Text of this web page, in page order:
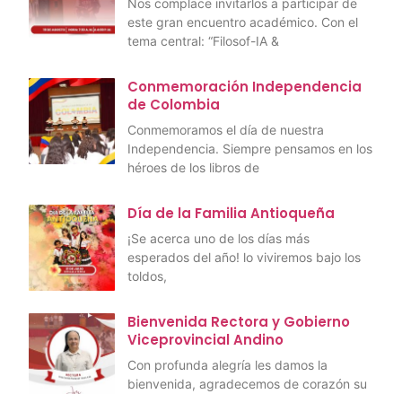
Nos complace invitarlos a participar de
este gran encuentro académico. Con el
tema central: “Filosof-IA &
Conmemoración Independencia
de Colombia
Conmemoramos el día de nuestra
Independencia. Siempre pensamos en los
héroes de los libros de
Día de la Familia Antioqueña
¡Se acerca uno de los días más
esperados del año! lo viviremos bajo los
toldos,
Bienvenida Rectora y Gobierno
Viceprovincial Andino
Con profunda alegría les damos la
bienvenida, agradecemos de corazón su